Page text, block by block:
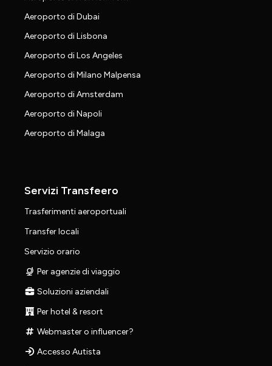
Aeroporto di Dubai
Aeroporto di Lisbona
Aeroporto di Los Angeles
Aeroporto di Milano Malpensa
Aeroporto di Amsterdam
Aeroporto di Napoli
Aeroporto di Malaga
Servizi Transfeero
Trasferimenti aeroportuali
Transfer locali
Servizio orario
Per agenzie di viaggio
Soluzioni aziendali
Per hotel & resort
Webmaster o influencer?
Accesso Autista